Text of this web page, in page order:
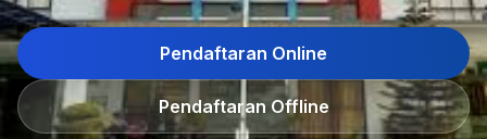
Pendaftaran Online
Pendaftaran Offline